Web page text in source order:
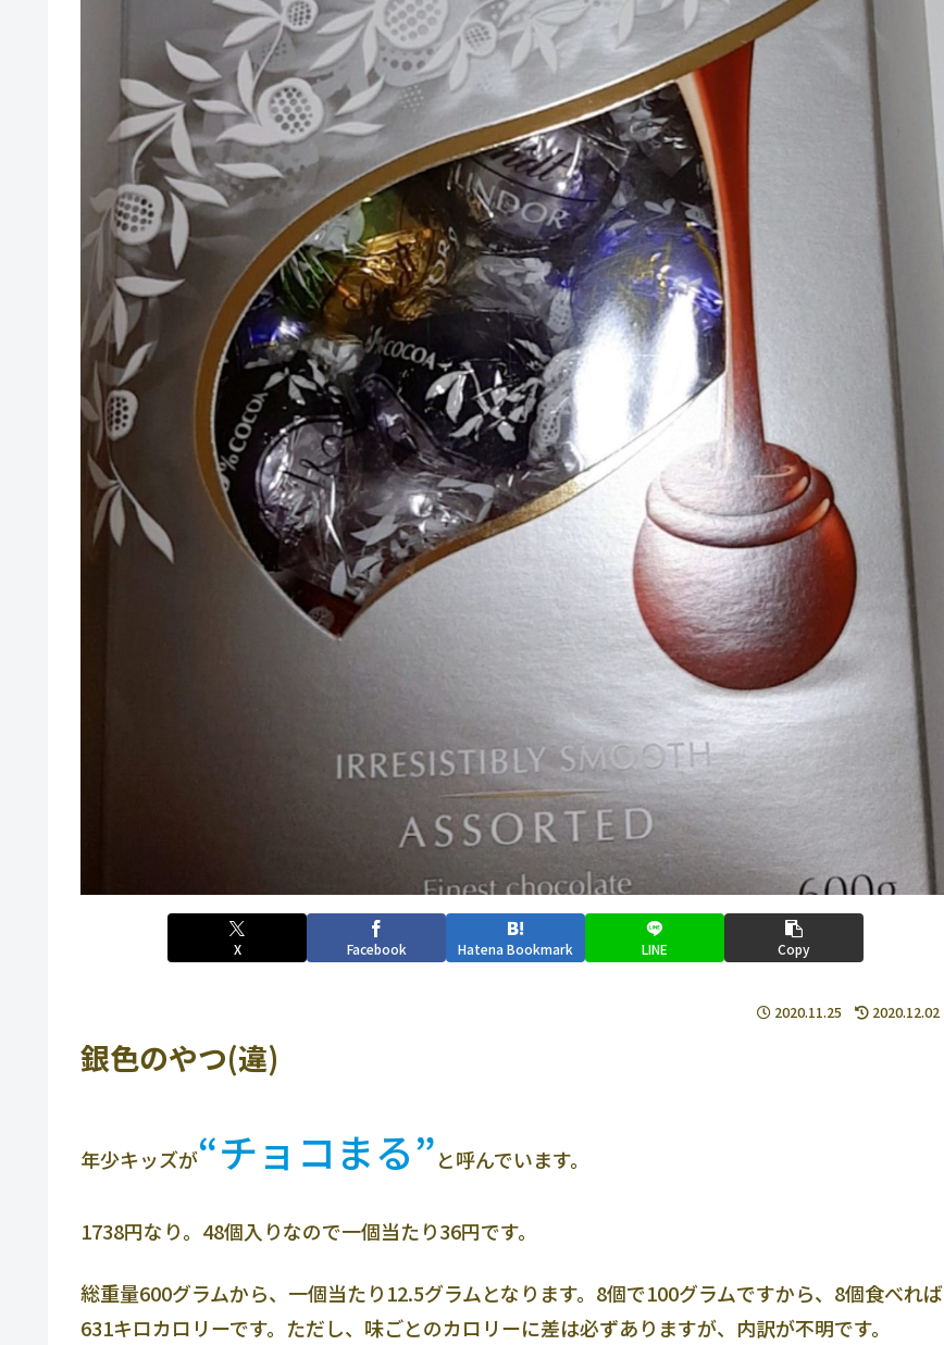
X Facebook Hatena Bookmark LINE Copy
2020.11.25 2020.12.02
銀色のやつ(違)
年少キッズが“チョコまる”と呼んでいます。
1738円なり。48個入りなので一個当たり36円です。
総重量600グラムから、一個当たり12.5グラムとなります。8個で100グラムですから、8個食べれば
631キロカロリーです。ただし、味ごとのカロリーに差は必ずありますが、内訳が不明です。